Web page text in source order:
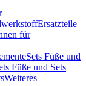
Ersatzteile
für
Sets Füße und
Füße und Sets
Weiteres